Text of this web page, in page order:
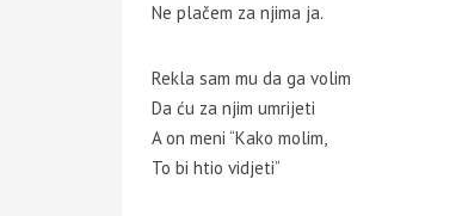
Ne plačem za njima ja.
Rekla sam mu da ga volim
Da ću za njim umrijeti
A on meni “Kako molim,
To bi htio vidjeti”